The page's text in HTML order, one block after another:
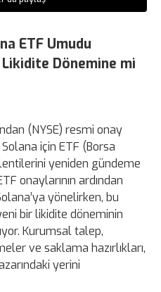
ETF Umudu
Likidite Dönemine mi
(NYSE) resmi onay
için ETF (Borsa
yeniden gündeme
onaylarının ardından
yönelirken, bu
bir likidite döneminin
Kurumsal talep,
ve saklama hazırlıkları,
yerini